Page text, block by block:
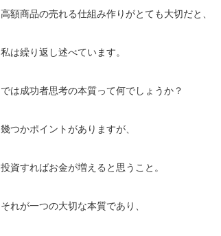
高額商品の売れる仕組み作りがとても大切だと、
私は繰り返し述べています。
では成功者思考の本質って何でしょうか？
幾つかポイントがありますが、
投資すればお金が増えると思うこと。
それが一つの大切な本質であり、